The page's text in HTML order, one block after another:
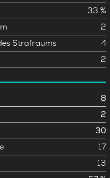
33 %
2
Strafraums
4
2
8
2
30
17
13